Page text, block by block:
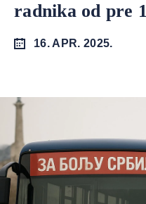
radnika od pre
16. APR. 2025.